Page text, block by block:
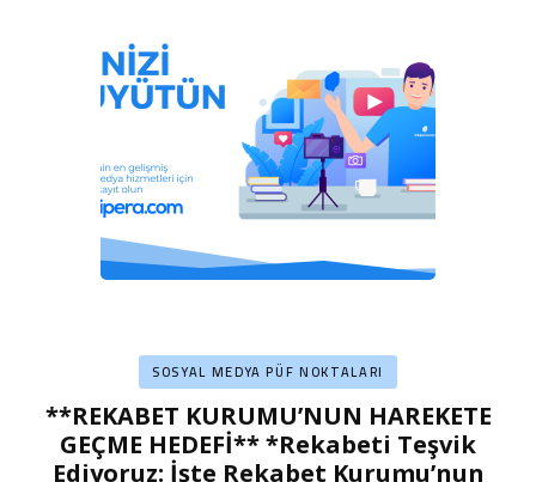
SOSYAL MEDYA PÜF NOKTALARI
**REKABET KURUMU’NUN HAREKETE
GEÇME HEDEFİ** *Rekabeti Teşvik
Ediyoruz: İşte Rekabet Kurumu’nun